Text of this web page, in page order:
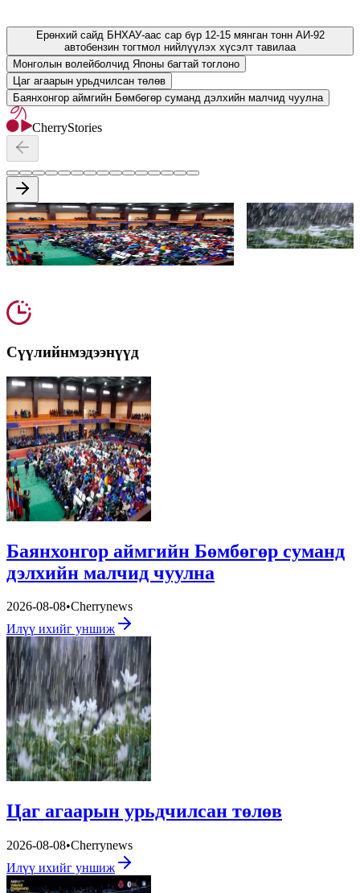
Ерөнхий сайд БНХАУ-аас сар бүр 12-15 мянган тонн АИ-92
автобензин тогтмол нийлүүлэх хүсэлт тавилаа
Монголын волейболчид Японы багтай тоглоно
Цаг агаарын урьдчилсан төлөв
Баянхонгор аймгийн Бөмбөгөр суманд дэлхийн малчид чуулна
CherryStories
Баянхонгор аймгийн Бөмбөгөр
суманд дэлхийн малчид чуулна
Цаг агаарын
Сүүлийнмэдээнүүд
Баянхонгор аймгийн Бөмбөгөр суманд
дэлхийн малчид чуулна
2026-08-08•Cherrynews
Илүү ихийг уншиж
Цаг агаарын урьдчилсан төлөв
2026-08-08•Cherrynews
Илүү ихийг уншиж